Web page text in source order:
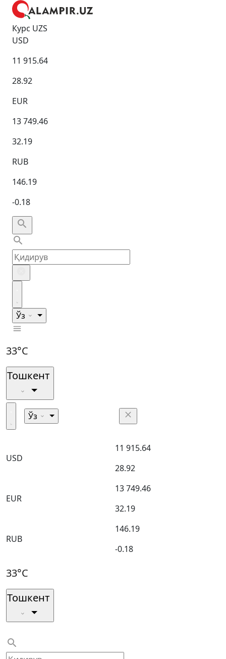
Курс UZS
USD
11 915.64
28.92
EUR
13 749.46
32.19
RUB
146.19
-0.18
Ўз
33°C
Тошкент
Ўз
USD
11 915.64
28.92
EUR
13 749.46
32.19
RUB
146.19
-0.18
33°C
Тошкент